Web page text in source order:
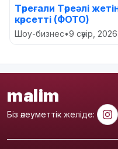
Төреғали Төреәлі
көрсетті (ФОТО)
Шоу-бизнес•9 сәуір, 2026
malim
Біз әлеуметтік желіде: